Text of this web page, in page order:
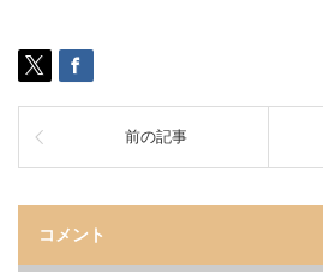
前の記事
コメント